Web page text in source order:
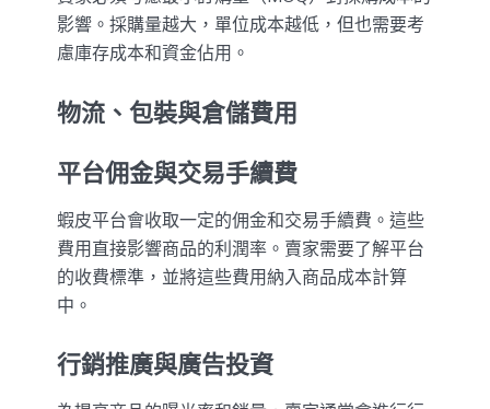
影響。採購量越大，單位成本越低，但也需要考
慮庫存成本和資金佔用。
物流、包裝與倉儲費用
平台佣金與交易手續費
蝦皮平台會收取一定的佣金和交易手續費。這些
費用直接影響商品的利潤率。賣家需要了解平台
的收費標準，並將這些費用納入商品成本計算
中。
行銷推廣與廣告投資